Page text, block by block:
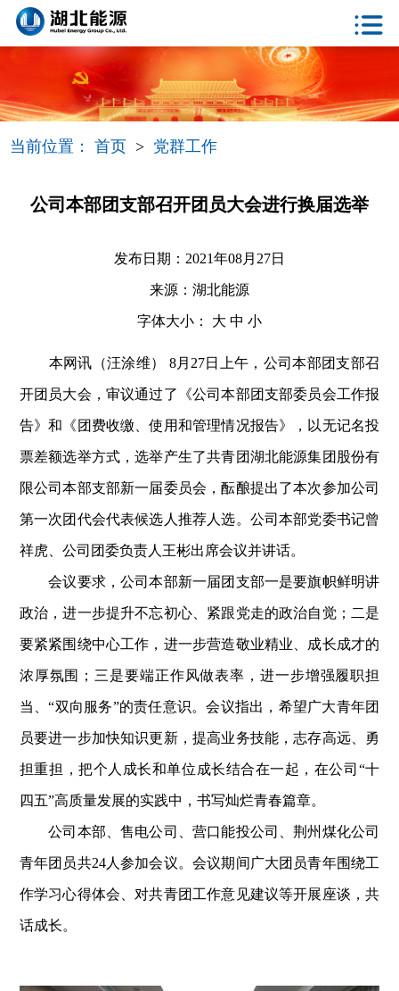
当前位置：首页 > 党群工作
公司本部团支部召开团员大会进行换届选举
发布日期：2021年08月27日
来源：湖北能源
字体大小： 大 中 小
本网讯（汪涂维） 8月27日上午，公司本部团支部召
开团员大会，审议通过了《公司本部团支部委员会工作报
告》和《团费收缴、使用和管理情况报告》，以无记名投
票差额选举方式，选举产生了共青团湖北能源集团股份有
限公司本部支部新一届委员会，酝酿提出了本次参加公司
第一次团代会代表候选人推荐人选。公司本部党委书记曾
祥虎、公司团委负责人王彬出席会议并讲话。
会议要求，公司本部新一届团支部一是要旗帜鲜明讲
政治，进一步提升不忘初心、紧跟党走的政治自觉；二是
要紧紧围绕中心工作，进一步营造敬业精业、成长成才的
浓厚氛围；三是要端正作风做表率，进一步增强履职担
当、“双向服务”的责任意识。会议指出，希望广大青年团
员要进一步加快知识更新，提高业务技能，志存高远、勇
担重担，把个人成长和单位成长结合在一起，在公司“十
四五”高质量发展的实践中，书写灿烂青春篇章。
公司本部、售电公司、营口能投公司、荆州煤化公司
青年团员共24人参加会议。会议期间广大团员青年围绕工
作学习心得体会、对共青团工作意见建议等开展座谈，共
话成长。